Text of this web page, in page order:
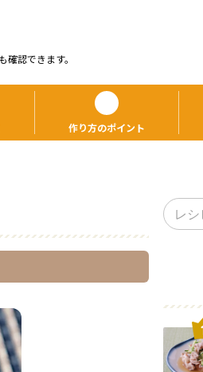
認できます。
作り方のポイント